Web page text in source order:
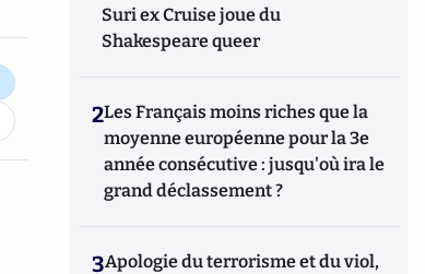
Suri ex Cruise joue du
Shakespeare queer
2Les Français moins riches que la
moyenne européenne pour la 3e
année consécutive : jusqu'où ira le
grand déclassement ?
3Apologie du terrorisme et du viol,